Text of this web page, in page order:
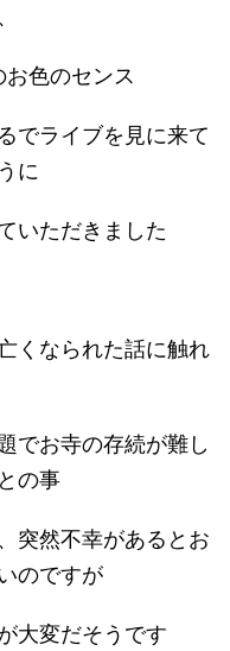
色のセンス
でライブを見に来て
に
いただきました
くなられた話に触れ
でお寺の存続が難し
の事
突然不幸があるとお
のですが
大変だそうです